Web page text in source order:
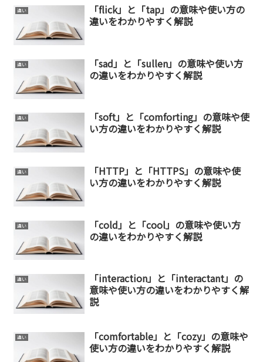
違い
「flick」と「tap」の意味や使い方の
違いをわかりやすく解説
違い
「sad」と「sullen」の意味や使い方
の違いをわかりやすく解説
違い
「soft」と「comforting」の意味や使
い方の違いをわかりやすく解説
違い
「HTTP」と「HTTPS」の意味や使
い方の違いをわかりやすく解説
違い
「cold」と「cool」の意味や使い方
の違いをわかりやすく解説
違い
「interaction」と「interactant」の
意味や使い方の違いをわかりやすく解
説
違い
「comfortable」と「cozy」の意味や
使い方の違いをわかりやすく解説